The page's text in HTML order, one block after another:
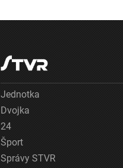
Jednotka
Dvojka
24
Šport
Správy STVR